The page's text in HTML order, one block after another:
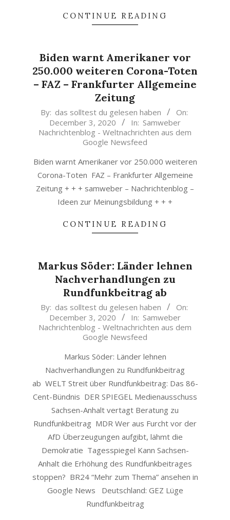
CONTINUE READING
Biden warnt Amerikaner vor
250.000 weiteren Corona-Toten
– FAZ – Frankfurter Allgemeine
Zeitung
2020-
03
By: das solltest du gelesen haben
On:
December 3, 2020
In: Samweber
Nachrichtenblog - Weltnachrichten aus dem
Google Newsfeed
Biden warnt Amerikaner vor 250.000 weiteren
Corona-Toten FAZ – Frankfurter Allgemeine
Zeitung + + + samweber – Nachrichtenblog –
Ideen zur Meinungsbildung + + +
CONTINUE READING
Markus Söder: Länder lehnen
Nachverhandlungen zu
Rundfunkbeitrag ab
2020-
03
By: das solltest du gelesen haben
On:
December 3, 2020
In: Samweber
Nachrichtenblog - Weltnachrichten aus dem
Google Newsfeed
Markus Söder: Länder lehnen
Nachverhandlungen zu Rundfunkbeitrag
ab WELT Streit über Rundfunkbeitrag: Das 86-
Cent-Bündnis DER SPIEGEL Medienausschuss
Sachsen-Anhalt vertagt Beratung zu
Rundfunkbeitrag MDR Wer aus Furcht vor der
AfD Überzeugungen aufgibt, lähmt die
Demokratie Tagesspiegel Kann Sachsen-
Anhalt die Erhöhung des Rundfunkbeitrages
stoppen? BR24 “Mehr zum Thema” ansehen in
Google News Deutschland: GEZ Lüge
Rundfunkbeitrag